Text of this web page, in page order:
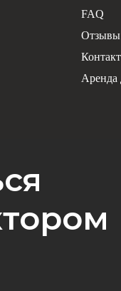
FAQ
Отзывы
Аренда